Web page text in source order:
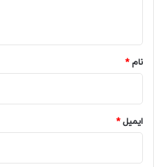
نام*
ایمیل*